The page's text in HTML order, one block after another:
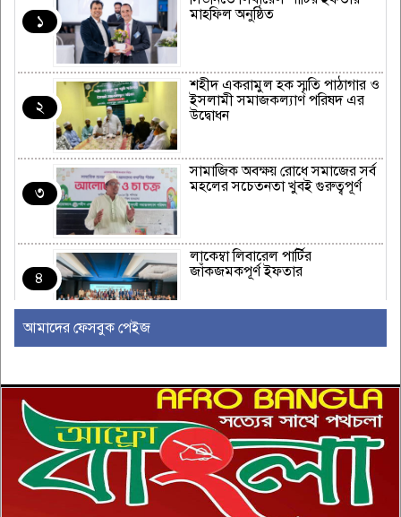
১
মাহফিল অনুষ্ঠিত
২
শহীদ একরামুল হক স্মৃতি পাঠাগার ও
ইসলামী সমাজকল্যাণ পরিষদ এর
উদ্বোধন
৩
সামাজিক অবক্ষয় রোধে সমাজের সর্ব
মহলের সচেতনতা খুবই গুরুত্বপূর্ণ
৪
লাকেম্বা লিবারেল পার্টির
জাঁকজমকপূর্ণ ইফতার
অস্ট্রেলিয়ার রিয়েল এস্টেট এবং
৬
ইউরোপীয় ইউনিয়নভুক্ত রাষ্ট্রদূতদের
সঙ্গে জামায়াতে আমিরের বৈঠক
আমাদের ফেসবুক পেইজ